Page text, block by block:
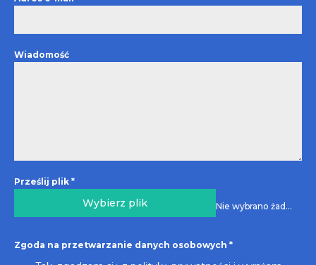
Wiadomość
Prześlij plik *
Wybierz plik Nie wybrano żadnego pliku
Zgoda na przetwarzanie danych osobowych *